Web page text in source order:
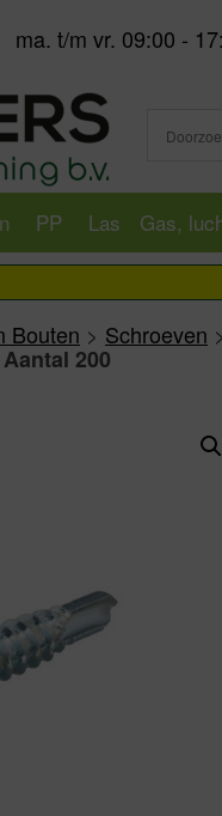
ma. t/m vr. 09:00 -
PP Las Gas,
Bouten > Schroeven >
200